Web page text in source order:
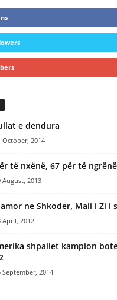
e dendura
October, 2014
të nxënë, 67 për të
August, 2013
ne Shkoder, Mali i Zi i
April, 2012
shpallet kampion
September, 2014